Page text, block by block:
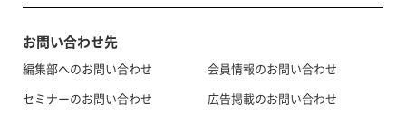
お問い合わせ先
編集部へのお問い合わせ
セミナーのお問い合わせ
会員情報のお問い合わせ
広告掲載のお問い合わせ